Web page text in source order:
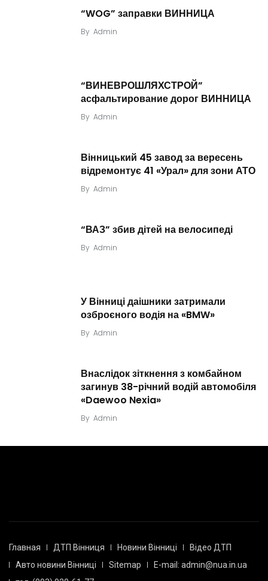
“WOG” заправки ВИННИЦА
By Admin
“ВИНЕВРОШЛЯХСТРОЙ”
асфальтирование дорог ВИННИЦА
By Admin
Вінницький 45 завод за вересень
відремонтує 41 «Урал» для зони АТО
By Admin
“ВАЗ” збив дітей на велосипеді
By Admin
У Вінниці даішники затримали
озброєного водія на «BMW»
By Admin
Внаслідок зіткнення з комбайном
загинув 38-річний водій автомобіля
«Daewoo Nexia»
By Admin
Главная ДТП Вінниця Новини Вінниці
Відео ДТП
Авто новини Вінниці
Sitemap
E-mail: admin@nua.in.ua